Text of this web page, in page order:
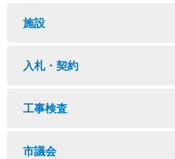
施設
入札・契約
工事検査
市議会